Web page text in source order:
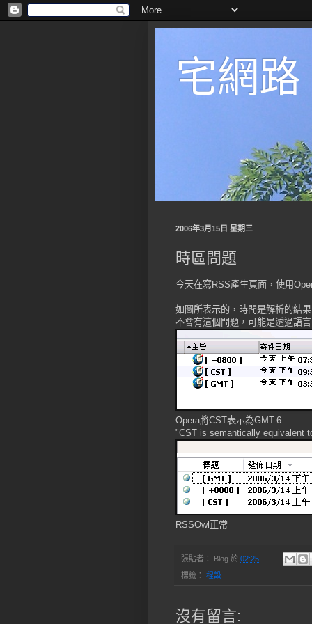
宅網路
2006年3月15日 星期三
時區問題
今天在寫RSS產生頁面，使用
如圖所表示的，時間是解析的結
不會有這個問題，可能是透過語
Opera將CST表示為GMT-6
"CST is semantically equivalent
RSSOwl正常
張貼者： Blog 於 02:25
標籤： 程設
沒有留言: